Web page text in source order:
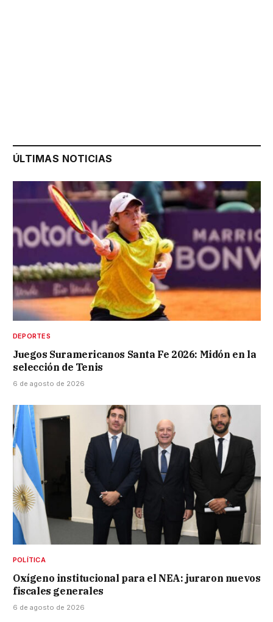
ÚLTIMAS NOTICIAS
DEPORTES
Juegos Suramericanos Santa Fe 2026: Midón en la
selección de Tenis
6 de agosto de 2026
POLÍTICA
Oxígeno institucional para el NEA: juraron nuevos
fiscales generales
6 de agosto de 2026